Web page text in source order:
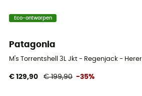
Eco-ontworpen
Patagonia
M's Torrentshell 3L Jkt - Regenjack - Heren
€ 129,90 € 199,90 -35%